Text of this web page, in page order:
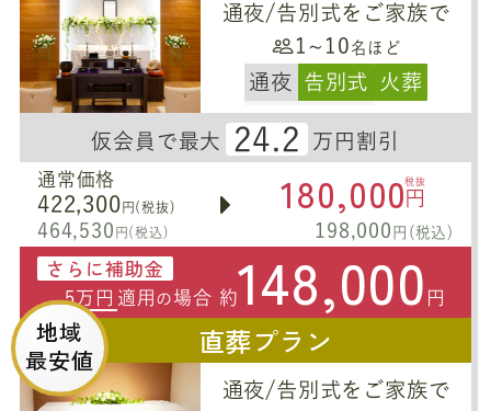
通夜/告別式をご家族で
1~10 名ほど
通夜 告別式 火葬
仮会員で最大 24.2 万円割引
通常価格
422,300 円(税抜)
464,530 円(税込)
180,000税抜
円
198,000 円(税込)
さらに補助金
5万円 適用 の 場合 約148,000 円
地域
最安値
直葬プラン
通夜/告別式をご家族で